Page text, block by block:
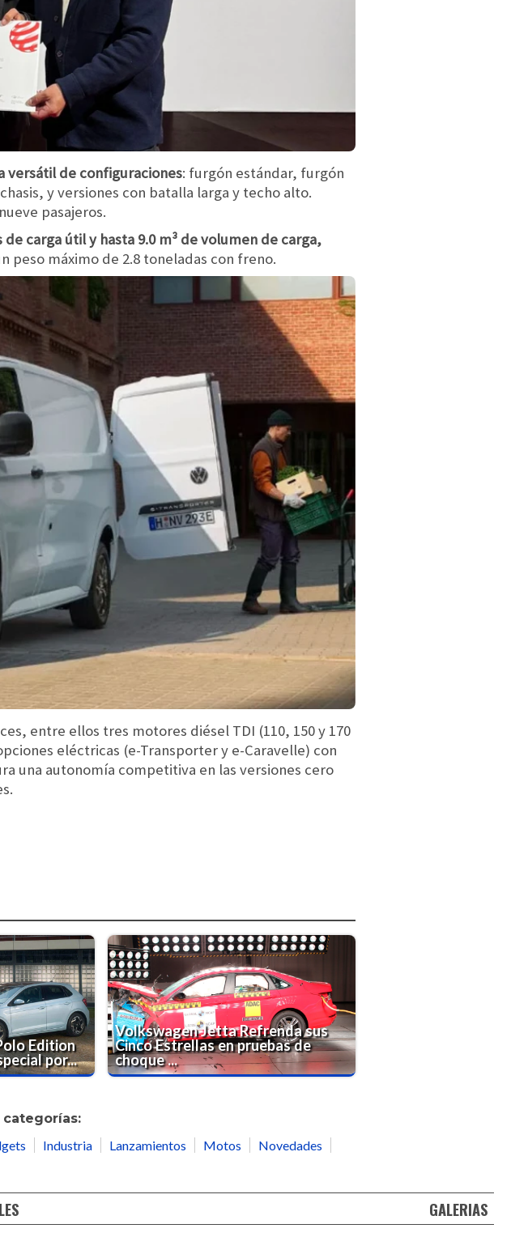
versátil de configuraciones: furgón estándar, furgón
y versiones con batalla larga y techo alto.
pasajeros.
carga útil y hasta 9.0 m³ de volumen de carga,
peso máximo de 2.8 toneladas con freno.
entre ellos tres motores diésel TDI (110, 150 y 170
eléctricas (e-Transporter y e-Caravelle) con
una autonomía competitiva en las versiones cero
Edition
por...
Volkswagen Jetta Refrenda sus
Cinco Estrellas en pruebas de
choque ...
Industria Lanzamientos Motos
Novedades
GALERIAS